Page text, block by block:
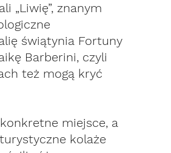
„Liwię”, znanym
świątynia Fortuny
Barberini, czyli
też mogą kryć
miejsce, a
kolaże